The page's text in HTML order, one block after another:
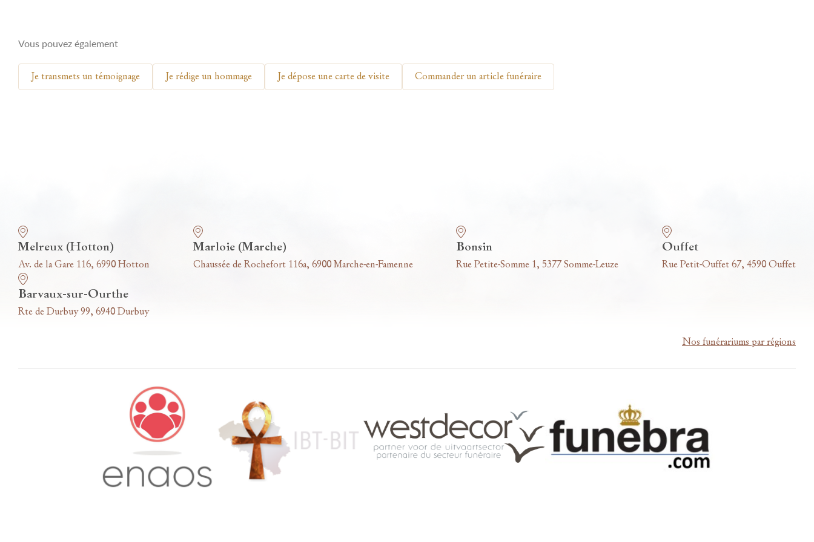
Vous pouvez également
Je transmets un témoignage Je rédige un hommage Je dépose une carte de visite Commander un article funéraire
Melreux (Hotton)
Av. de la Gare 116, 6990 Hotton
Marloie (Marche)
Chaussée de Rochefort 116a, 6900 Marche-en-Famenne
Bonsin
Rue Petite-Somme 1, 5377 Somme-Leuze
Ouffet
Rue Petit-Ouffet 67, 4590 Ouffet
Barvaux-sur-Ourthe
Rte de Durbuy 99, 6940 Durbuy
Nos funérariums par régions